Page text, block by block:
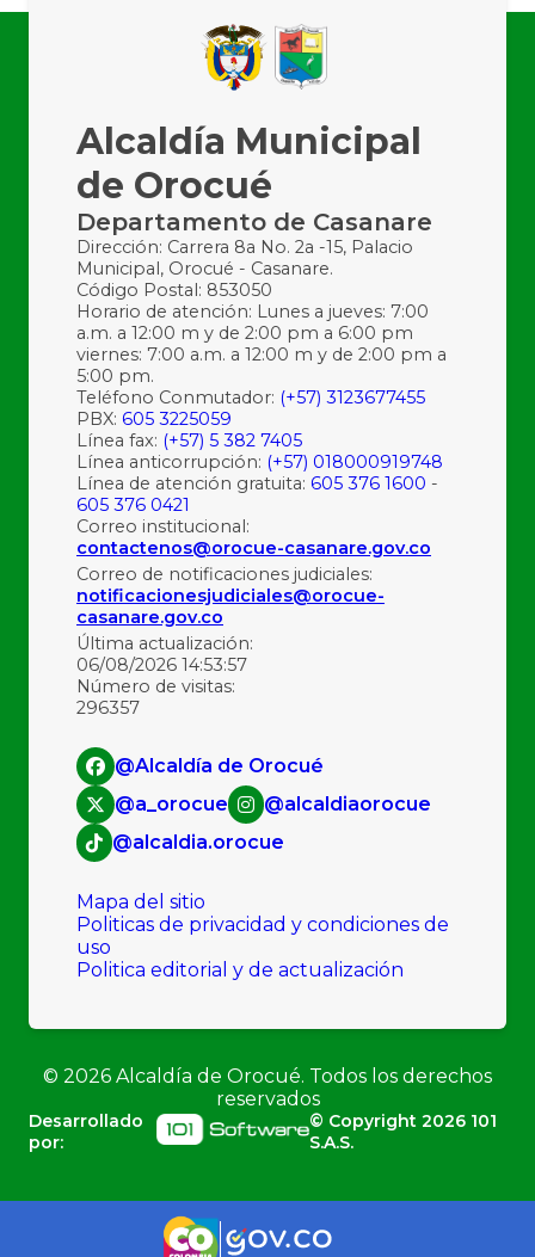
Alcaldía Municipal
de Orocué
Departamento de Casanare
Dirección: Carrera 8a No. 2a -15, Palacio
Municipal, Orocué - Casanare.
Código Postal: 853050
Horario de atención: Lunes a jueves: 7:00
a.m. a 12:00 m y de 2:00 pm a 6:00 pm
viernes: 7:00 a.m. a 12:00 m y de 2:00 pm a
5:00 pm.
Teléfono Conmutador: (+57) 3123677455
PBX: 605 3225059
Línea fax: (+57) 5 382 7405
Línea anticorrupción: (+57) 018000919748
Línea de atención gratuita: 605 376 1600 -
605 376 0421
Correo institucional:
contactenos@orocue-casanare.gov.co
Correo de notificaciones judiciales:
notificacionesjudiciales@orocue-
casanare.gov.co
Última actualización:
06/08/2026 14:53:57
Número de visitas:
296357
@Alcaldía de Orocué
@a_orocue
@alcaldiaorocue
@alcaldia.orocue
Mapa del sitio
Politicas de privacidad y condiciones de
uso
Politica editorial y de actualización
© 2026 Alcaldía de Orocué. Todos los derechos
reservados
Desarrollado
por:
© Copyright2026 101
S.A.S.